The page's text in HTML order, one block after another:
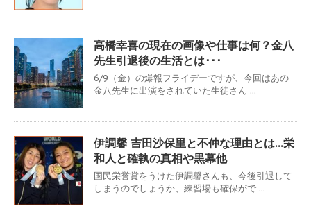
高橋幸喜の現在の画像や仕事は何？金八
先生引退後の生活とは･･･
6/9（金）の爆報フライデーですが、今回はあの
金八先生に出演をされていた生徒さん ...
伊調馨 吉田沙保里と不仲な理由とは…栄
和人と確執の真相や黒幕他
国民栄誉賞をうけた伊調馨さんも、今後引退して
しまうのでしょうか、練習場も確保がで ...